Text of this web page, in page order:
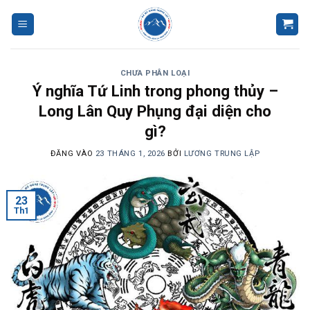
CHƯA PHÂN LOẠI
Ý nghĩa Tứ Linh trong phong thủy –
Long Lân Quy Phụng đại diện cho
gì?
ĐĂNG VÀO 23 THÁNG 1, 2026 BỞI LƯƠNG TRUNG LẬP
23
Th1